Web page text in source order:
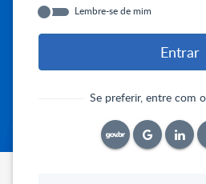
Lembre-se de mim
Se preferir, entre com